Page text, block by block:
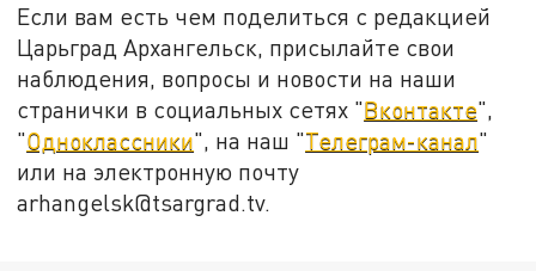
Если вам есть чем поделиться с редакцией
Царьград Архангельск, присылайте свои
наблюдения, вопросы и новости на наши
странички в социальных сетях "Вконтакте",
"Одноклассники", на наш "Телеграм-канал"
или на электронную почту
arhangelsk@tsargrad.tv.